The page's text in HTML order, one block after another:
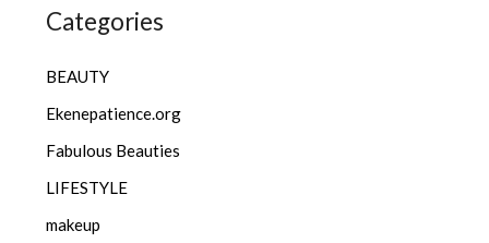
Categories
BEAUTY
Ekenepatience.org
Fabulous Beauties
LIFESTYLE
makeup